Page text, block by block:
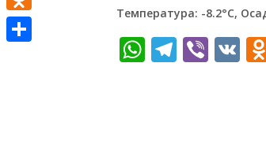
Температура: -8.2°C,
Odnoklassniki